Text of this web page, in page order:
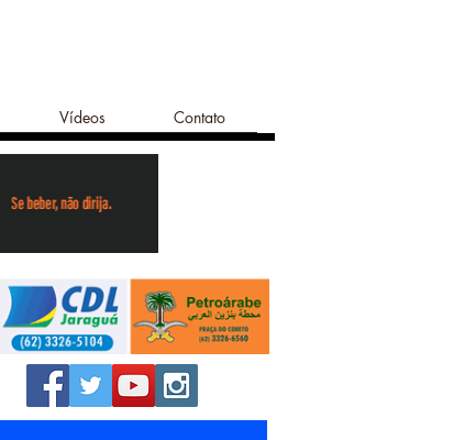
Vídeos Contato